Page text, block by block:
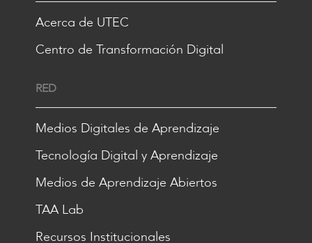
Acerca de UTEC
Centro de Transformación Digital
RED
Medios Digitales de Aprendizaje
Tecnología Digital y Aprendizaje
Medios de Aprendizaje Abiertos
TAA Lab
Recursos Institucionales